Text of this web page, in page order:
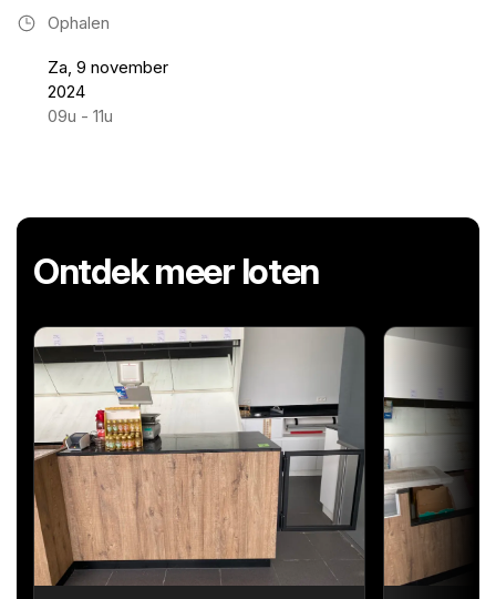
Ophalen
Za, 9 november
2024
09u - 11u
Ontdek meer loten